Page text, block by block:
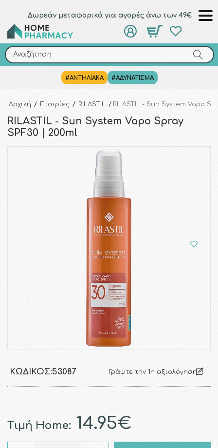
Δωρεάν μεταφορικά για αγορές άνω των 49€
Αναζήτηση
#ΑΝΤΗΛΙΑΚΑ #ΑΔΥΝΑΤΙΣΜΑ
Αναζήτηση
Αρχική / Εταιρίες / RILASTIL / RILASTIL - Sun System Vapo
RILASTIL - Sun System Vapo Spray
SPF30 | 200ml
ΚΩΔΙΚΌΣ:53087 Γράψτε την 1η αξιολόγηση
Τιμή Home: 14.95€